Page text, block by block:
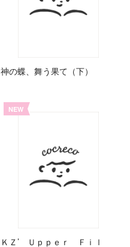
神の蝶、舞う果て（下）
NEW
ＫＺ’ Ｕｐｐｅｒ Ｆｉｌ